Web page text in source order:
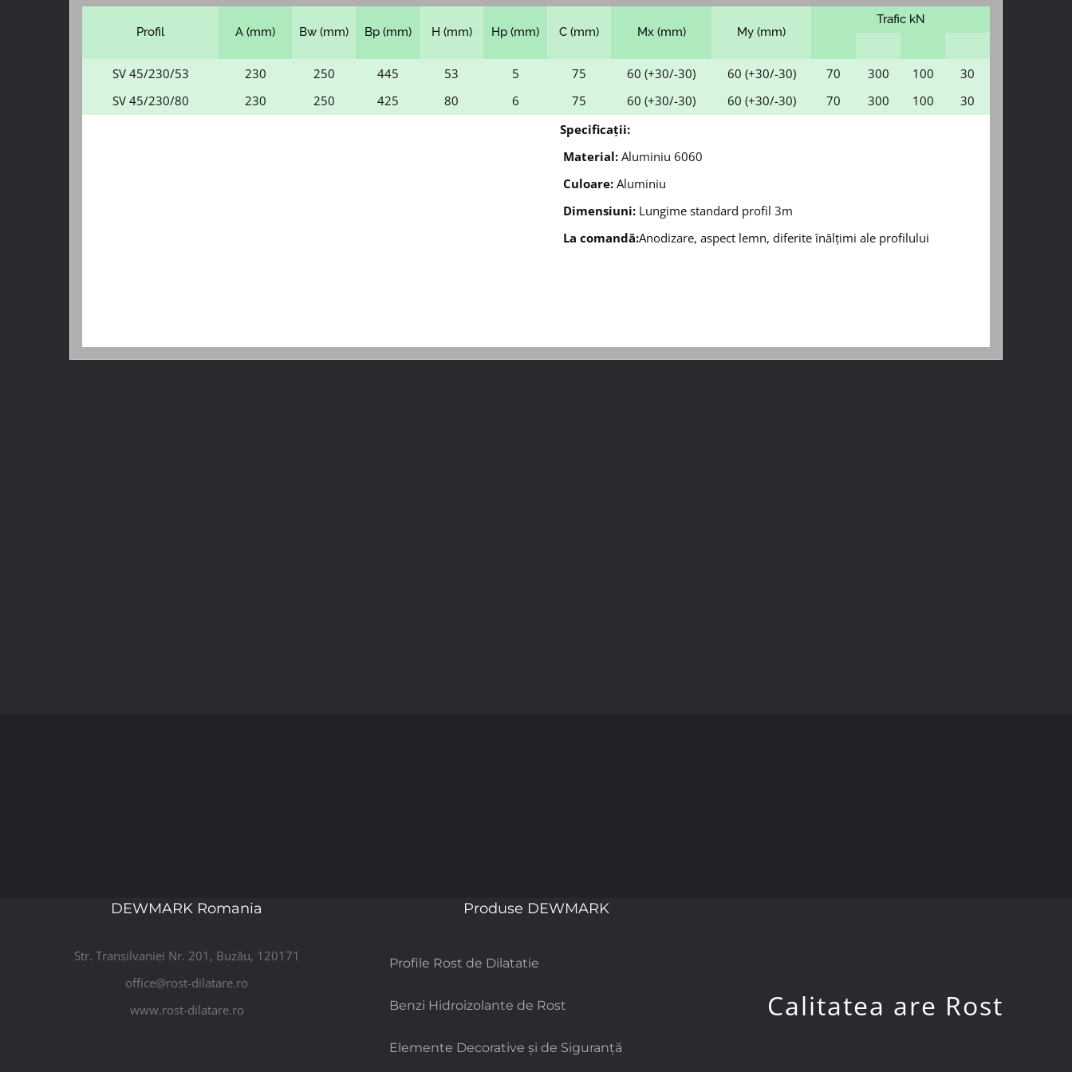
Profil A (mm) Bw (mm) Bp (mm) H (mm) Hp (mm) C (mm) Mx (mm) My (mm)
Trafic kN
SV 45/230/53
SV 45/230/80
230
230
250
250
445
425
53
80
5
6
75
75
60 (+30/-30)
60 (+30/-30)
60 (+30/-30)
60 (+30/-30)
70
70
300
300
100
100
30
30
Specificații:
Material: Aluminiu 6060
Culoare: Aluminiu
Dimensiuni: Lungime standard profil 3m
La comandă:Anodizare, aspect lemn, diferite înălțimi ale profilului
DEWMARK Romania
Str. Transilvaniei Nr. 201, Buzău, 120171
office@rost-dilatare.ro
www.rost-dilatare.ro
Produse DEWMARK
Profile Rost de Dilatatie
Benzi Hidroizolante de Rost
Elemente Decorative și de Siguranță
Calitatea are Rost